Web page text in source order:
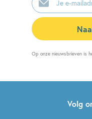
mailadres
Op onze nieuwsbrieven is
Volg